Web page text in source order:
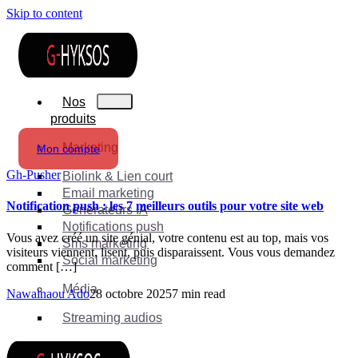
Skip to content
Nos
produits
Marketing
Biolink & Lien court
Email marketing
Générateurs IA
Notifications push
Sms marketing
Social marketing
Média
Streaming audios
Mon compte
Gh-Pusher
Notification push : les 7 meilleurs outils pour votre site web
Vous avez créé un site génial, votre contenu est au top, mais vos
visiteurs viennent, lisent, puis disparaissent. Vous vous demandez
comment […]
Nawainaou Ado28 octobre 20257 min read